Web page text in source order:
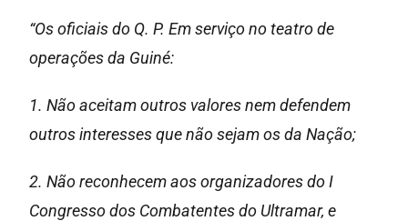
“Os oficiais do Q. P. Em serviço no teatro de
operações da Guiné:
1. Não aceitam outros valores nem defendem
outros interesses que não sejam os da Nação;
2. Não reconhecem aos organizadores do I
Congresso dos Combatentes do Ultramar, e